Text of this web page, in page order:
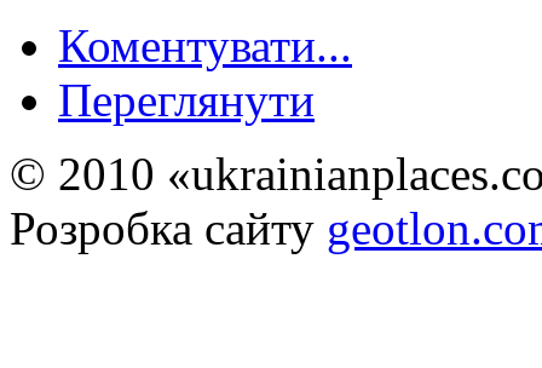
Коментувати...
Переглянути
© 2010
Розробка сайту